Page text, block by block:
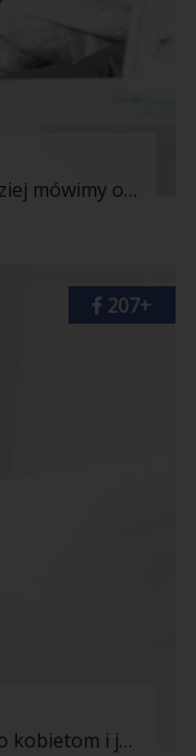
Fantazje erotyczne nie są niczym złym. Fantazjuje każdy z nas, choć rzadziej mówimy o tym głośno. Często jednak fantazjowanie w naszym związku możemy zamienić w czyny. Kilka lat ze sobą, a także ewidentne postępujące znudzenie seksem i bliskością sprawiają, że znacznie chętniej otwieramy się na fantazje erotyczne i chętniej z nich korzystamy w naszym codziennym pożyciu. Wielu facetów pojęcia nie ma jak ciekawe bywają kobiece fantazje. Ich zrealizowanie będzie przyjemne tak dla niej, jak i dla niego, a także na nowo rozpali gasnącą między wami namiętność. Po prostu uwolnijcie nieco wyobraźnię. Oto o czym często fantazjują kobiety.
Nie ukrywajmy, że fantazjowanie na pikantne tematy zdarza się zarówno kobietom i jak i mężczyznom. Panie marzą o jednych prawach, mężczyźni o innych. Bywa, że fantazje te spotykają się we wspólnym punkcie, przez co dzięki nim możecie rozpalić znów na nowo namiętność w Waszym związku i dodać do niego powiew świeżości w tych sprawach. Niektóre z takich fantazji erotycznych pokrywają się z fantazjami naszych partnerek. Warto więc o tym szczerze rozmawiać w związku. Być może czeka nas więc sporo przyjemności.
207+